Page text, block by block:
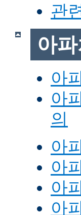
관
아
아
아
의
아
아
아
아